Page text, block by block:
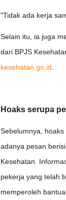
"Tidak ada kerja
Selain itu, ia juga
dari BPJS
kesehatan.go.id.
Hoaks serupa
Sebelumnya,
adanya pesan
Kesehatan.
pekerja yang telah
memperoleh